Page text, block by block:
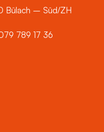
Bülach – Süd/ZH
789 17 36